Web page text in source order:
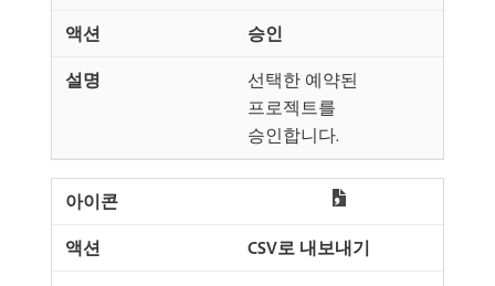
승인
선택한 예약된
프로젝트를
승인합니다.
CSV로 내보내기